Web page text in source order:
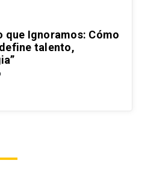
que Ignoramos: Cómo
talento,